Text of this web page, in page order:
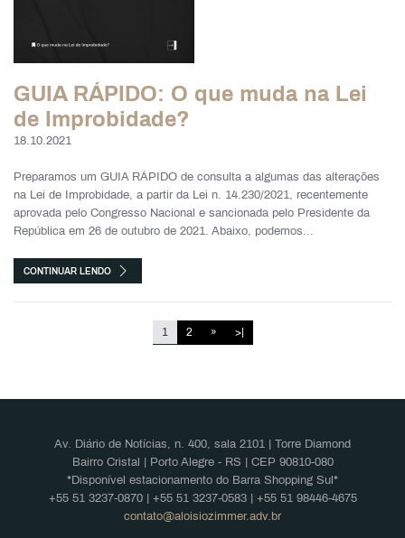
GUIA RÁPIDO: O que muda na Lei
de Improbidade?
18.10.2021
Preparamos um GUIA RÁPIDO de consulta a algumas das alterações
na Lei de Improbidade, a partir da Lei n. 14.230/2021, recentemente
aprovada pelo Congresso Nacional e sancionada pelo Presidente da
República em 26 de outubro de 2021. Abaixo, podemos...
CONTINUAR LENDO
1 2 » >|
Av. Diário de Notícias, n. 400, sala 2101 | Torre Diamond
Bairro Cristal | Porto Alegre - RS | CEP 90810-080
*Disponível estacionamento do Barra Shopping Sul*
+55 51 3237-0870 | +55 51 3237-0583 | +55 51 98446-4675
contato@aloisiozimmer.adv.br